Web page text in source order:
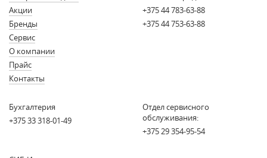
Акции
Бренды
Сервис
О компании
Прайс
Контакты
+375 44 783-63-88
+375 44 753-63-88
Бухгалтерия
+375 33 318-01-49
Отдел сервисного
обслуживания:
+375 29 354-95-54